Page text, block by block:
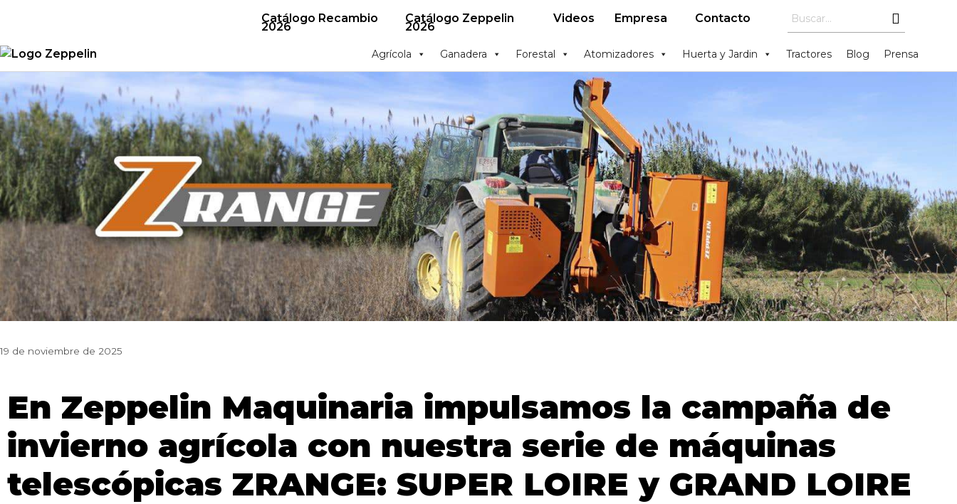
Catálogo Recambio
2026
Catálogo Zeppelin
2026
Videos Empresa Contacto
Agrícola Ganadera Forestal Atomizadores Huerta y Jardin Tractores Blog Prensa
19 de noviembre de 2025
En Zeppelin Maquinaria impulsamos la campaña de
invierno agrícola con nuestra serie de máquinas
telescópicas ZRANGE: SUPER LOIRE y GRAND LOIRE